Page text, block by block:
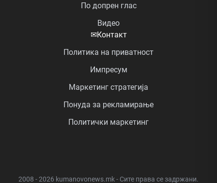
По допрен глас
Видео
✉Контакт
Политика на приватност
Импресум
Маркетинг стратегија
Понуда за рекламирање
Политички маркетинг
2008 - 2026 kumanovonews.mk - Сите права се задржани.